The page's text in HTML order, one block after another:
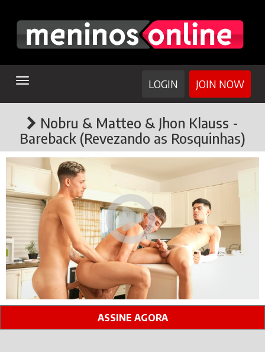
TOGGLE
JOIN NOW
LOGIN
Nobru & Matteo & Jhon Klauss -
Bareback (Revezando as Rosquinhas)
ASSINE AGORA